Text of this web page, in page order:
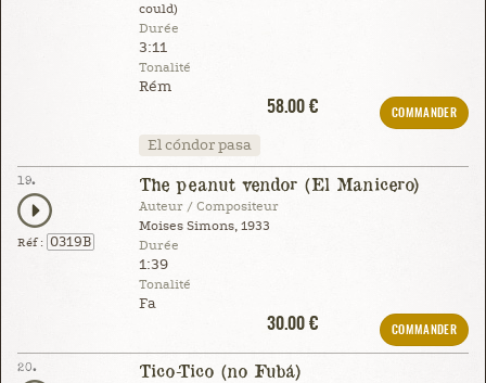
could)
Durée
3:11
Tonalité
Rém
58.00 €
COMMANDER
El cóndor pasa
19.
Réf : 0319B
The peanut vendor (El Manicero)
Auteur / Compositeur
Moises Simons, 1933
Durée
1:39
Tonalité
Fa
30.00 €
COMMANDER
20. Tico-Tico (no Fubá)